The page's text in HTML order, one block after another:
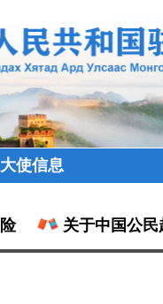
大使信息
关于中国公民赴